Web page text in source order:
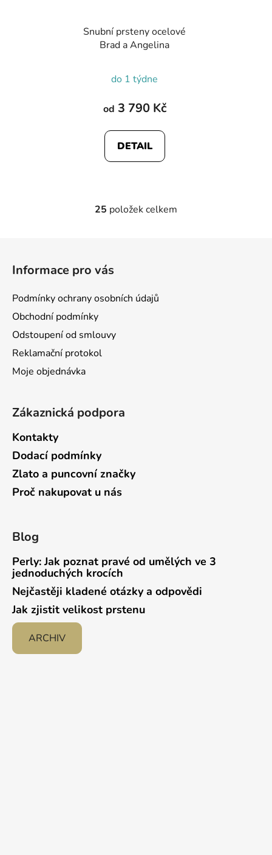
Snubní prsteny ocelové
Brad a Angelina
do 1 týdne
od 3 790 Kč
DETAIL
O
c
25 položek celkem
Informace pro vás
Podmínky ochrany osobních údajů
Obchodní podmínky
Odstoupení od smlouvy
Reklamační protokol
Moje objednávka
Zákaznická podpora
Kontakty
Dodací podmínky
Zlato a puncovní značky
Proč nakupovat u nás
Blog
Perly: Jak poznat pravé od umělých ve 3
jednoduchých krocích
Nejčastěji kladené otázky a odpovědi
Jak zjistit velikost prstenu
ARCHIV